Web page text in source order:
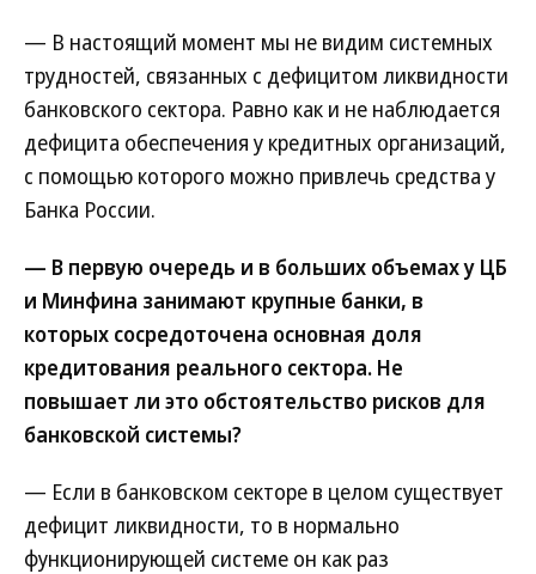
— В настоящий момент мы не видим системных
трудностей, связанных с дефицитом ликвидности
банковского сектора. Равно как и не наблюдается
дефицита обеспечения у кредитных организаций,
с помощью которого можно привлечь средства у
Банка России.
— В первую очередь и в больших объемах у ЦБ
и Минфина занимают крупные банки, в
которых сосредоточена основная доля
кредитования реального сектора. Не
повышает ли это обстоятельство рисков для
банковской системы?
— Если в банковском секторе в целом существует
дефицит ликвидности, то в нормально
функционирующей системе он как раз